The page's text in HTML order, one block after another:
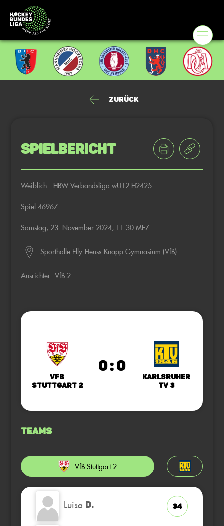
Zurück
Spielbericht
Weiblich - HBW Verbandsliga wU12 H2425
Spiel 46967
Samstag, 23. November 2024, 11:30 MEZ
Sporthalle Elly-Heuss-Knapp Gymnasium (VfB)
Ausrichter: VfB 2
VfB
Stuttgart 2
0 : 0
Karlsruher
TV 3
Teams
VfB Stuttgart 2
Luisa D. 34